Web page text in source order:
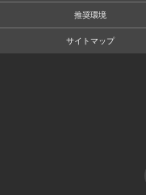
推奨環境
サイトマップ